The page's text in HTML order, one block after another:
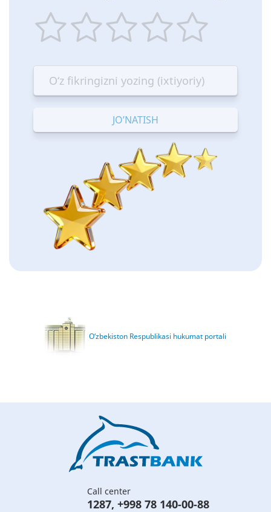
star
Terrible
stars
—
Bad
stars
—
OK
stars
—
Good
stars
—
Excellent
O‘zbekiston Respublikasi hukumat portali
Call center
1287, +998 78 140-00-88